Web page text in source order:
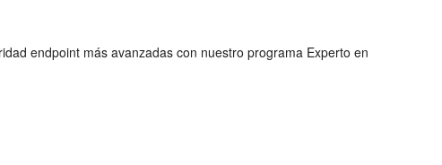
endpoint más avanzadas con nuestro programa Experto en